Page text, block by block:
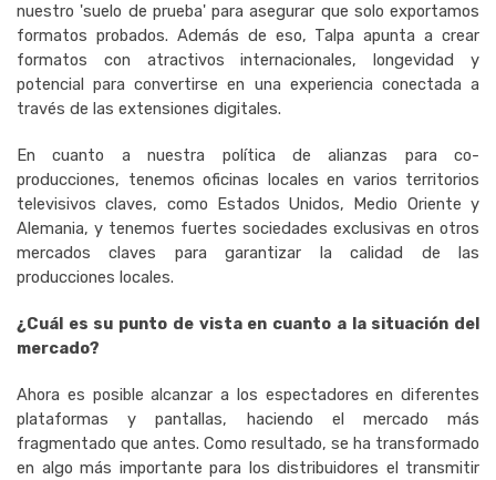
nuestro 'suelo de prueba' para asegurar que solo exportamos
formatos probados. Además de eso, Talpa apunta a crear
formatos con atractivos internacionales, longevidad y
potencial para convertirse en una experiencia conectada a
través de las extensiones digitales.
En cuanto a nuestra política de alianzas para co-
producciones, tenemos oficinas locales en varios territorios
televisivos claves, como Estados Unidos, Medio Oriente y
Alemania, y tenemos fuertes sociedades exclusivas en otros
mercados claves para garantizar la calidad de las
producciones locales.
¿Cuál es su punto de vista en cuanto a la situación del
mercado?
Ahora es posible alcanzar a los espectadores en diferentes
plataformas y pantallas, haciendo el mercado más
fragmentado que antes. Como resultado, se ha transformado
en algo más importante para los distribuidores el transmitir